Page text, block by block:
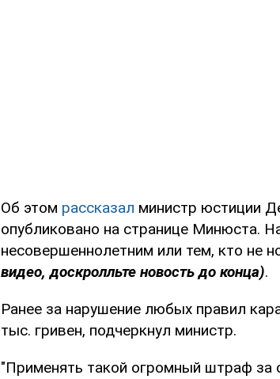
Об этом рассказал министр юстиции
опубликовано на странице Минюста.
несовершеннолетним или тем, кто не
видео, доскролльте новость до конца).
Ранее за нарушение любых правил
тыс. гривен, подчеркнул министр.
"Применять такой огромный штраф за